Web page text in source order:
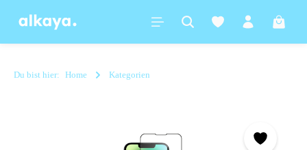
springen
Du bist hier: Home Kategorien